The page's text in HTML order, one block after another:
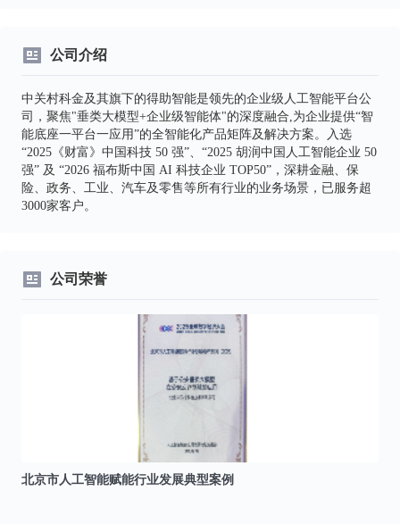
公司介绍
中关村科金及其旗下的得助智能是领先的企业级人工智能平台公
司，聚焦"垂类大模型+企业级智能体"的深度融合,为企业提供“智
能底座一平台一应用”的全智能化产品矩阵及解决方案。入选
“2025《财富》中国科技 50 强”、“2025 胡润中国人工智能企业 50
强” 及 “2026 福布斯中国 AI 科技企业 TOP50”，深耕金融、保
险、政务、工业、汽车及零售等所有行业的业务场景，已服务超
3000家客户。
公司荣誉
北京市人工智能赋能行业发展典型案例